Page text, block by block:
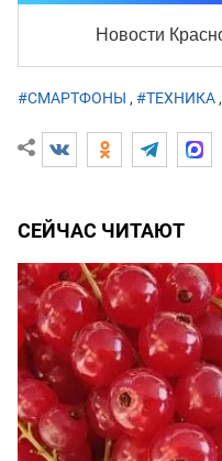
Новости
#СМАРТФОНЫ , #ТЕХНИКА,
СЕЙЧАС ЧИТАЮТ